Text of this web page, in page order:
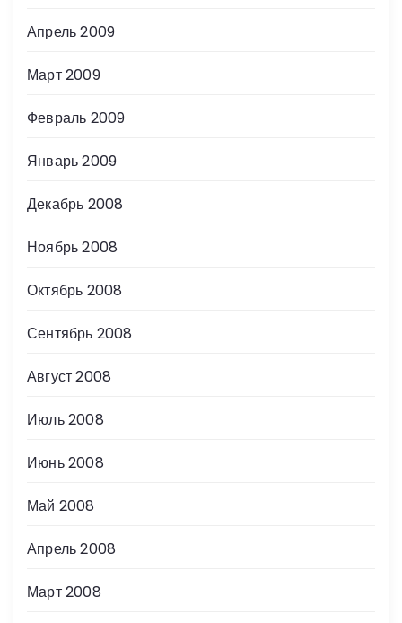
Апрель 2009
Март 2009
Февраль 2009
Январь 2009
Декабрь 2008
Ноябрь 2008
Октябрь 2008
Сентябрь 2008
Август 2008
Июль 2008
Июнь 2008
Май 2008
Апрель 2008
Март 2008